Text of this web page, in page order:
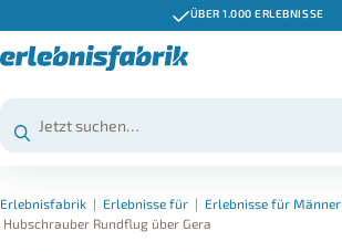
ÜBER 1.000 ERLEBNISSE
Erlebnisfabrik | Erlebnisse für | Erlebnisse für Männer
Hubschrauber Rundflug über Gera